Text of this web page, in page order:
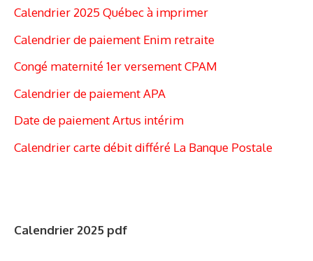
Calendrier 2025 Québec à imprimer
Calendrier de paiement Enim retraite
Congé maternité 1er versement CPAM
Calendrier de paiement APA
Date de paiement Artus intérim
Calendrier carte débit différé La Banque Postale
Calendrier 2025 pdf